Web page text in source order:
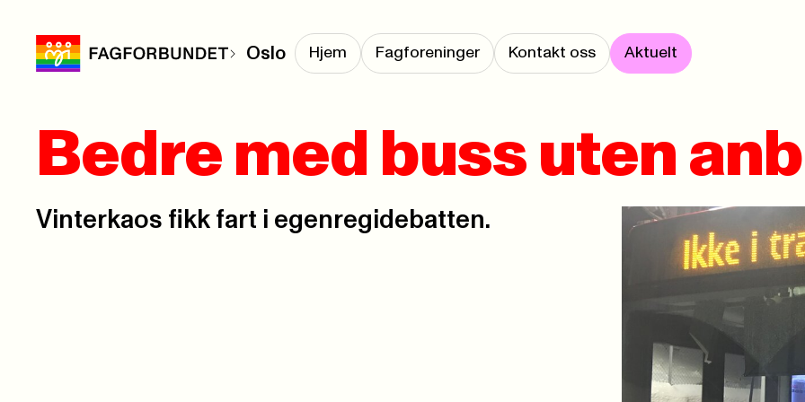
Oslo Hjem Fagforeninger Kontakt oss Aktuelt
Bedre med buss uten
Vinterkaos fikk fart i egenregidebatten.